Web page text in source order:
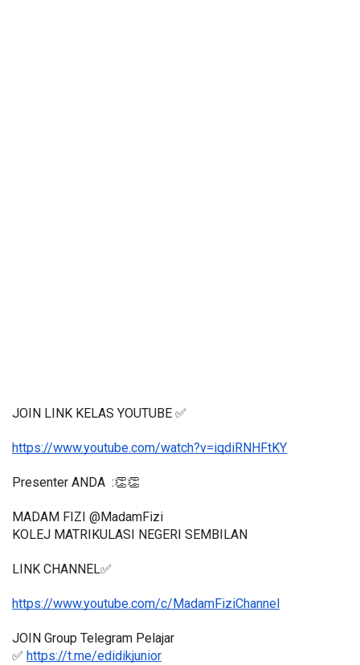
JOIN LINK KELAS YOUTUBE ✅
https://www.youtube.com/watch?v=iqdiRNHFtKY
Presenter ANDA  :👏👏
MADAM FIZI @MadamFizi
KOLEJ MATRIKULASI NEGERI SEMBILAN
LINK CHANNEL✅
https://www.youtube.com/c/MadamFiziChannel
JOIN Group Telegram Pelajar
✅ https://t.me/edidikjunior